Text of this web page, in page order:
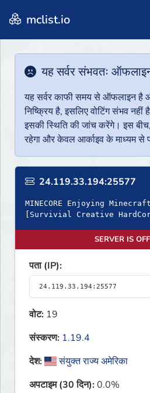
mclist.io
यह सर्वर संभवतः
यह सर्वर काफी समय से ऑफलाइन है
निष्क्रिय है, इसलिए वोटिंग संभव
इसकी स्थिति की जांच करेंगे। इस
रहेगा और केवल आर्काइव के माध्यम से
24.119.33.194:25577
MINECORE Enjoying
[Survivial Creative
SERVER IS
पता (IP):
वोट: 19
संस्करण: 1.19.4
देश:
संयुक्त राज्य अमेरिका
अपटाइम (30 दिन):0.0%